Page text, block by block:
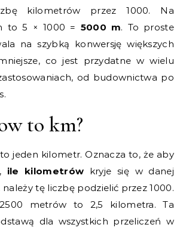
kilometrów przez 1000. Na
to 5 × 1000 = 5000 m. To proste
na szybką konwersję większych
co jest przydatne w wielu
od budownictwa po
to km?
jeden kilometr. Oznacza to, że aby
ile kilometrów kryje się w danej
tę liczbę podzielić przez 1000.
2500 metrów to 2,5 kilometra. Ta
dla wszystkich przeliczeń w